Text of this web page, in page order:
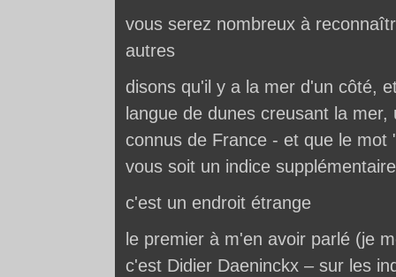
vous serez nombreux à
autres
disons qu'il y a la mer d'un côté,
langue de dunes creusant la
connus de France - et que le
vous soit un indice supplémentaire
c'est un endroit étrange
le premier à m'en avoir parlé (je
c'est Didier Daeninckx – sur les